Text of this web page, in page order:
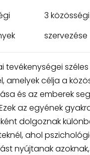
3
szervezése
tevékenységei
amelyek célja a
és az emberek
az egyének
dolgoznak
ahol
nyújtanak azoknak,